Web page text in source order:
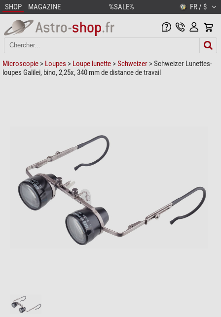
SHOP MAGAZINE %SALE% FR / $
Microscopie > Loupes > Loupe lunette >Schweizer > Schweizer Lunettes-
loupes Galilei, bino, 2,25x, 340 mm de distance de travail